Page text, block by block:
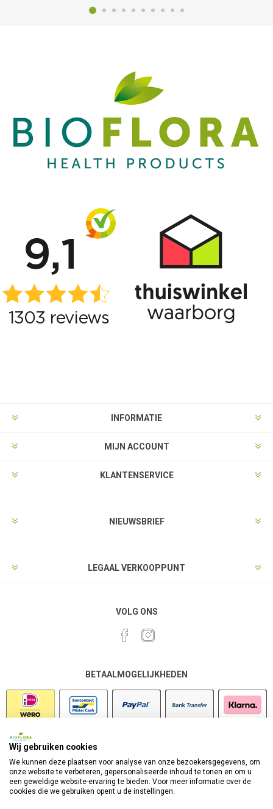
INFORMATIE
MIJN ACCOUNT
KLANTENSERVICE
NIEUWSBRIEF
LEGAAL VERKOOPPUNT
VOLG ONS
BETAALMOGELIJKHEDEN
Wij gebruiken cookies
We kunnen deze plaatsen voor analyse van onze bezoekersgegevens, om
onze website te verbeteren, gepersonaliseerde inhoud te tonen en om u
een geweldige website-ervaring te bieden. Voor meer informatie over de
cookies die we gebruiken opent u de instellingen.